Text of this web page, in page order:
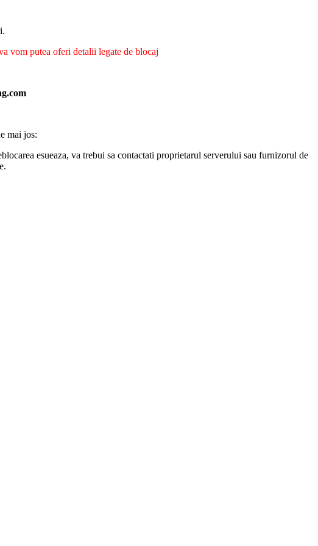
vom putea oferi detalii legate de blocaj
mai jos:
esueaza, va trebui sa contactati proprietarul serverului sau furnizorul de